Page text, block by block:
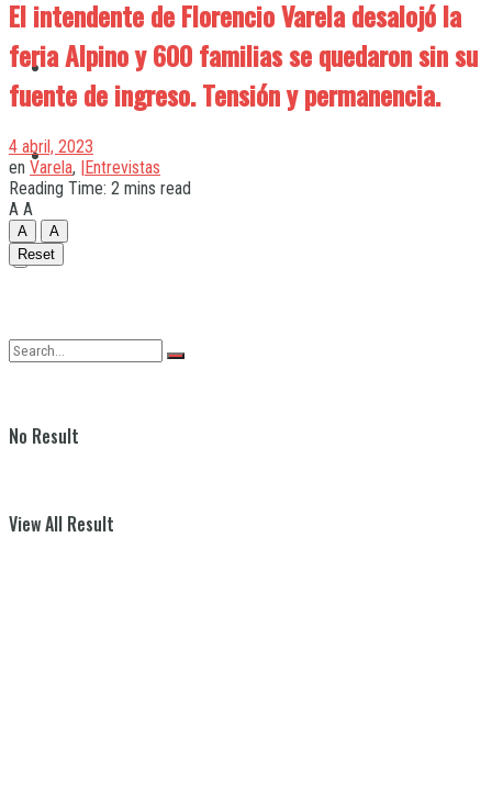
Quilmes
Varela
No Result
View All Result
El intendente de Florencio Varela desalojó la
feria Alpino y 600 familias se quedaron sin su
fuente de ingreso. Tensión y permanencia.
4 abril, 2023
en Varela, |Entrevistas
Reading Time: 2 mins read
A A
A
A
Reset